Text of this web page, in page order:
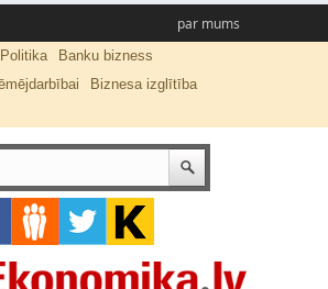
par mums
Politika
Banku bizness
Biznesa izglītība